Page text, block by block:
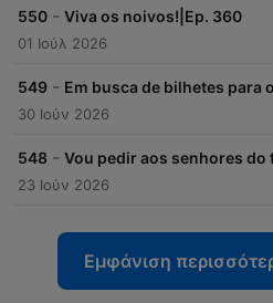
550 - Viva os noivos!|Ep. 360
01 Ιούλ 2026
549 - Em busca de bilhetes para
30 Ιούν 2026
548 - Vou pedir aos senhores
23 Ιούν 2026
Εμφάνιση